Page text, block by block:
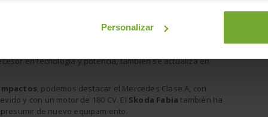
Personalizar
total.
en tecnología y potencia, también se actualiza en
, podemos destacar el Mercedes Clase A, con
y con un motor de 180 CV. El Skoda Fabia también ha
de nuevo equipamiento.